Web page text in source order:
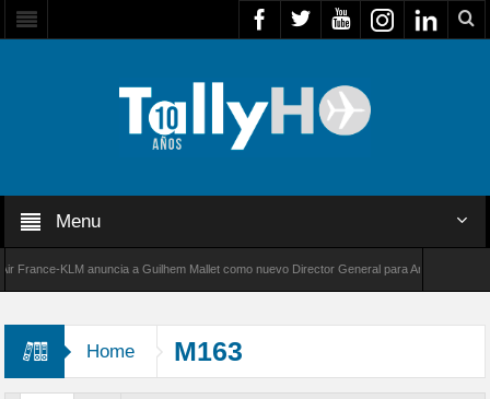
Menu
KLM anuncia a Guilhem Mallet como nuevo Director General para América Latina
Home M163